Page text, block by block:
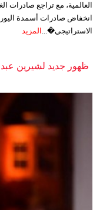
الاستراتيجي�... المزيد
ظهور جديد لشيرين